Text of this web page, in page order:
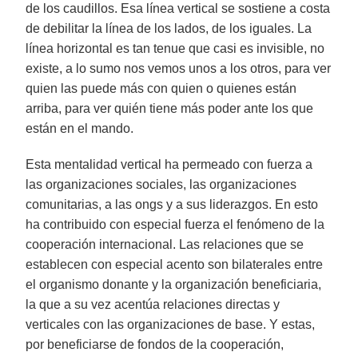
de los caudillos. Esa línea vertical se sostiene a costa
de debilitar la línea de los lados, de los iguales. La
línea horizontal es tan tenue que casi es invisible, no
existe, a lo sumo nos vemos unos a los otros, para ver
quien las puede más con quien o quienes están
arriba, para ver quién tiene más poder ante los que
están en el mando.
Esta mentalidad vertical ha permeado con fuerza a
las organizaciones sociales, las organizaciones
comunitarias, a las ongs y a sus liderazgos. En esto
ha contribuido con especial fuerza el fenómeno de la
cooperación internacional. Las relaciones que se
establecen con especial acento son bilaterales entre
el organismo donante y la organización beneficiaria,
la que a su vez acentúa relaciones directas y
verticales con las organizaciones de base. Y estas,
por beneficiarse de fondos de la cooperación,